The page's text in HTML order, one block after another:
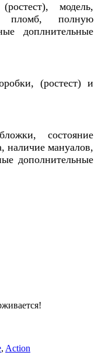
модель,
пломб, полную
доплнительные
(ростест) и
состояние
наличие мануалов,
дополнительные
, Action